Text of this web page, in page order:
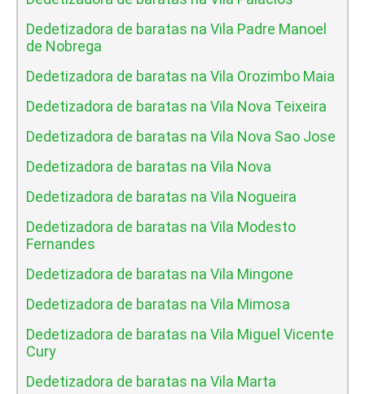
Dedetizadora de baratas na Vila Padre Manoel
de Nobrega
Dedetizadora de baratas na Vila Orozimbo Maia
Dedetizadora de baratas na Vila Nova Teixeira
Dedetizadora de baratas na Vila Nova Sao Jose
Dedetizadora de baratas na Vila Nova
Dedetizadora de baratas na Vila Nogueira
Dedetizadora de baratas na Vila Modesto
Fernandes
Dedetizadora de baratas na Vila Mingone
Dedetizadora de baratas na Vila Mimosa
Dedetizadora de baratas na Vila Miguel Vicente
Cury
Dedetizadora de baratas na Vila Marta